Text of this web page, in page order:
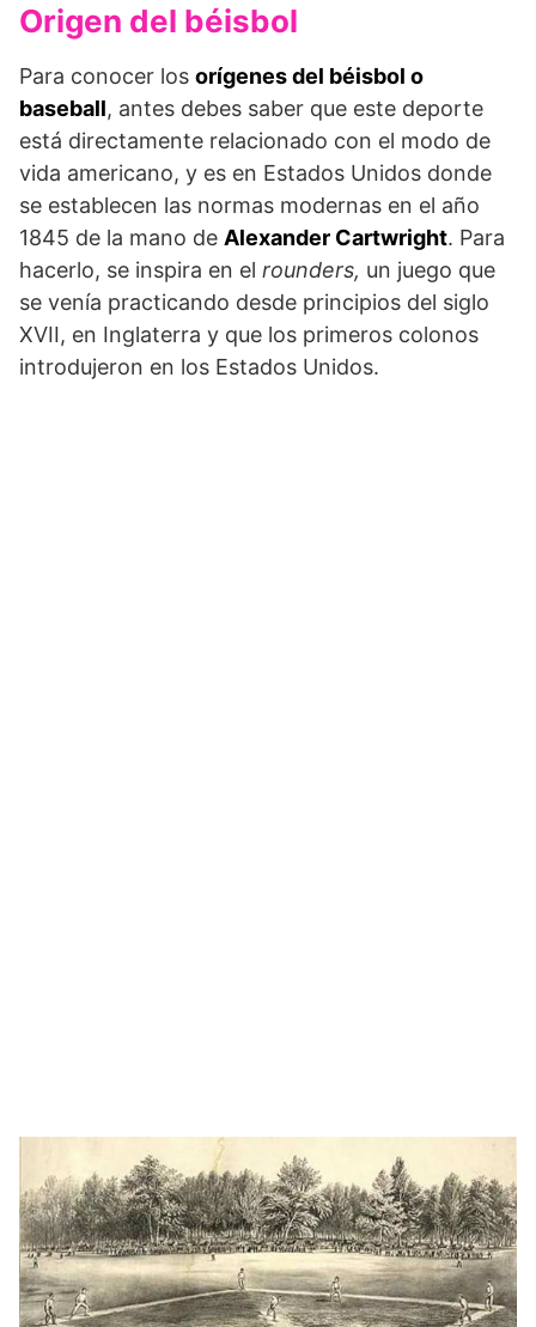
Origen del béisbol
Para conocer los orígenes del béisbol o
baseball, antes debes saber que este deporte
está directamente relacionado con el modo de
vida americano, y es en Estados Unidos donde
se establecen las normas modernas en el año
1845 de la mano de Alexander Cartwright. Para
hacerlo, se inspira en el rounders, un juego que
se venía practicando desde principios del siglo
XVII, en Inglaterra y que los primeros colonos
introdujeron en los Estados Unidos.